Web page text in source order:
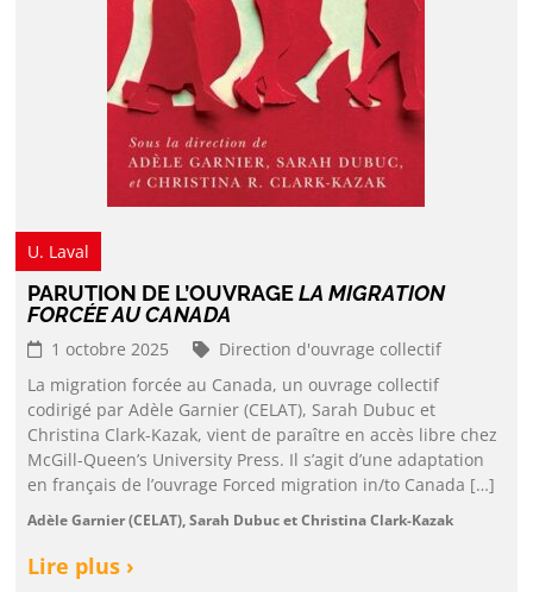
U. Laval
PARUTION DE L’OUVRAGELA MIGRATION
FORCÉE AU CANADA
1 octobre 2025
Direction d'ouvrage collectif
La migration forcée au Canada, un ouvrage collectif
codirigé par Adèle Garnier (CELAT), Sarah Dubuc et
Christina Clark-Kazak, vient de paraître en accès libre chez
McGill-Queen’s University Press. Il s’agit d’une adaptation
en français de l’ouvrage Forced migration in/to Canada […]
Adèle Garnier (CELAT), Sarah Dubuc et Christina Clark-Kazak
Lire plus ›